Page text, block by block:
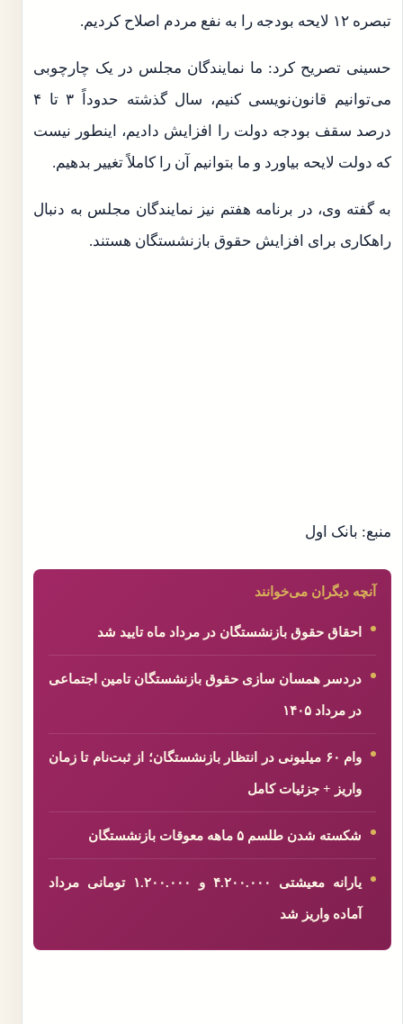
تبصره ۱۲ لایحه بودجه را به نفع مردم اصلاح کردیم.
حسینی تصریح کرد: ما نمایندگان مجلس در یک چارچوبی
می‌توانیم قانون‌نویسی کنیم، سال گذشته حدوداً ۳ تا ۴
درصد سقف بودجه دولت را افزایش دادیم، اینطور نیست
که دولت لایحه بیاورد و ما بتوانیم آن را کاملاً تغییر بدهیم.
به گفته وی، در برنامه هفتم نیز نمایندگان مجلس به دنبال
راهکاری برای افزایش حقوق بازنشستگان هستند.
منبع: بانک اول
آنچه دیگران می‌خوانند
احقاق حقوق بازنشستگان در مرداد ماه تایید شد
دردسر همسان سازی حقوق بازنشستگان تامین اجتماعی
در مرداد ۱۴۰۵
وام ۶۰ میلیونی در انتظار بازنشستگان؛ از ثبت‌نام تا زمان
واریز + جزئیات کامل
شکسته شدن طلسم ۵ ماهه معوقات بازنشستگان
یارانه معیشتی ۴.۲۰۰.۰۰۰ و ۱.۲۰۰.۰۰۰ تومانی مرداد
آماده واریز شد